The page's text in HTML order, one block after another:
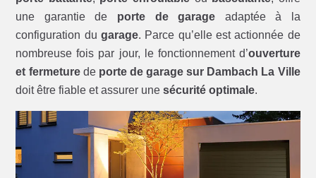
une garantie de porte de garage adaptée à la
configuration dugarage. Parce qu’elle est actionnée de
nombreuse fois par jour, le fonctionnement d’ouverture
et fermeturede porte de garage sur Dambach La Ville
doit être fiable et assurer unesécurité optimale.